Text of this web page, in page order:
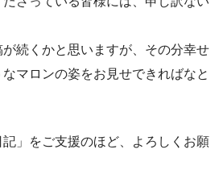
続くかと思いますが、その分幸せ
マロンの姿をお見せできればなと
」をご支援のほど、よろしくお願